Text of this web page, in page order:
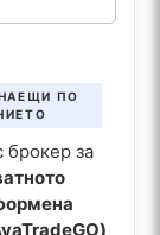
ПО
брокер за